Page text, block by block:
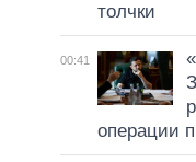
толчки
00:41
операции